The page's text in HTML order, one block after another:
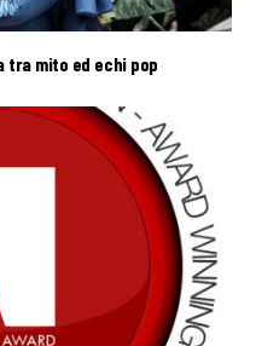
tra mito ed echi pop